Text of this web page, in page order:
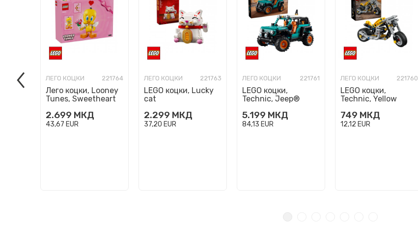
ЛЕГО КОЦКИ 221764
Лего коцки, Looney
Tunes, Sweetheart
2.699 МКД
43,67 EUR
ЛЕГО КОЦКИ 221763
LEGO коцки, Lucky
cat
2.299 МКД
37,20 EUR
ЛЕГО КОЦКИ 221761
LEGO коцки,
Technic, Jeep®
SUV
5.199 МКД
84,13 EUR
ЛЕГО КОЦКИ 221760
LEGO коцки,
Technic, Yellow
749 МКД
12,12 EUR